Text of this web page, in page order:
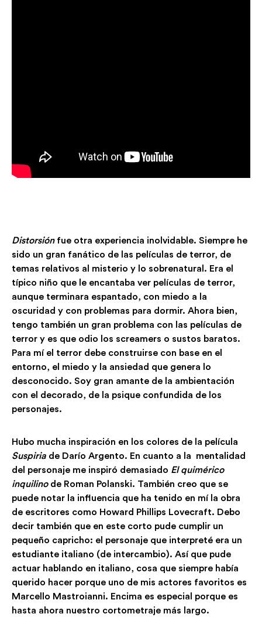
Distorsiónfue otra experiencia inolvidable. Siempre he
sido un gran fanático de las películas de terror, de
temas relativos al misterio y lo sobrenatural. Era el
típico niño que le encantaba ver películas de terror,
aunque terminara espantado, con miedo a la
oscuridad y con problemas para dormir. Ahora bien,
tengo también un gran problema con las películas de
terror y es que odio los screamers o sustos baratos.
Para mí el terror debe construirse con base en el
entorno, el miedo y la ansiedad que genera lo
desconocido. Soy gran amante de la ambientación
con el decorado, de la psique confundida de los
personajes.
Hubo mucha inspiración en los colores de la película
Suspiria de Darío Argento. En cuanto a la mentalidad
del personaje me inspiró demasiado El quimérico
inquilinode Roman Polanski. También creo que se
puede notar la influencia que ha tenido en mí la obra
de escritores como Howard Phillips Lovecraft. Debo
decir también que en este corto pude cumplir un
pequeño capricho: el personaje que interpreté era un
estudiante italiano (de intercambio). Así que pude
actuar hablando en italiano, cosa que siempre había
querido hacer porque uno de mis actores favoritos es
Marcello Mastroianni. Encima es especial porque es
hasta ahora nuestro cortometraje más largo.